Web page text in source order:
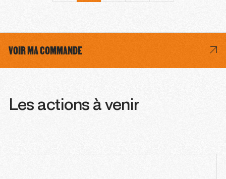
VOIR MA COMMANDE
Les actions à venir